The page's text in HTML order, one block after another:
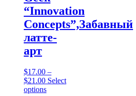
“Innovation
Concepts”,Забавный
латте-
арт
$17.00 –
$21.00Price
range:
Select
optionsThis